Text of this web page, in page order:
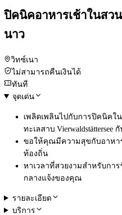
ปิคนิคอาหารเช้าในสว
นาว
วิทซ์เนา
ไม่สามารถคืนเงินได้
ทันที
จุดเด่น
เพลิดเพลินไปกับการปิคนิคใน
ทะเลสาบ
ขอให้คุณมีความสุขกับอาหา
ท้องถิ่น
หาเวลาที่สวยงามสำหรับกา
กลางแจ้งของคุณ
รายละเอียด
บริการ